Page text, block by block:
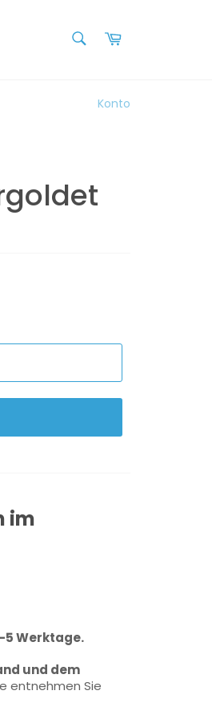
Warenkorb
Konto
im
5 Werktage.
und dem
entnehmen Sie